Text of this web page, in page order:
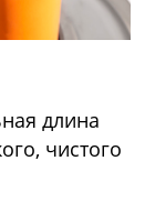
длина
чистого